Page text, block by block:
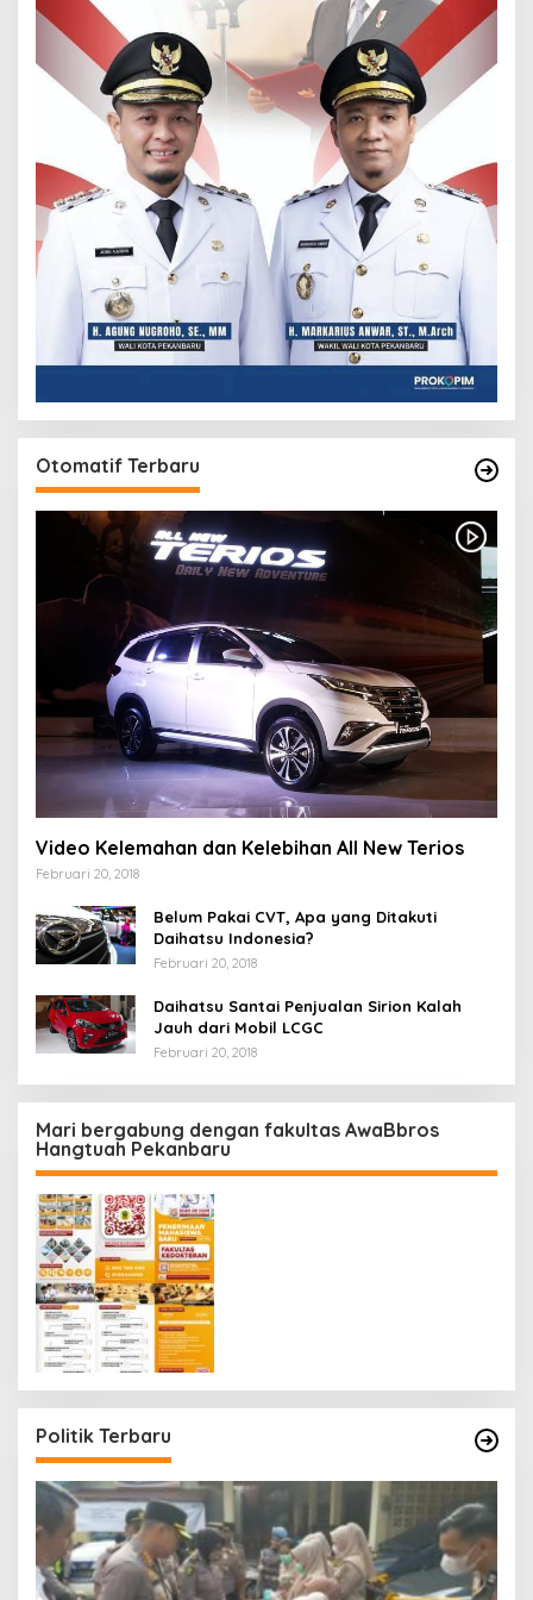
Otomatif Terbaru
Video Kelemahan dan Kelebihan All New Terios
Februari 20, 2018
Belum Pakai CVT, Apa yang Ditakuti
Daihatsu Indonesia?
Februari 20, 2018
Daihatsu Santai Penjualan Sirion Kalah
Jauh dari Mobil LCGC
Februari 20, 2018
Mari bergabung dengan fakultas AwaBbros
Hangtuah Pekanbaru
Politik Terbaru